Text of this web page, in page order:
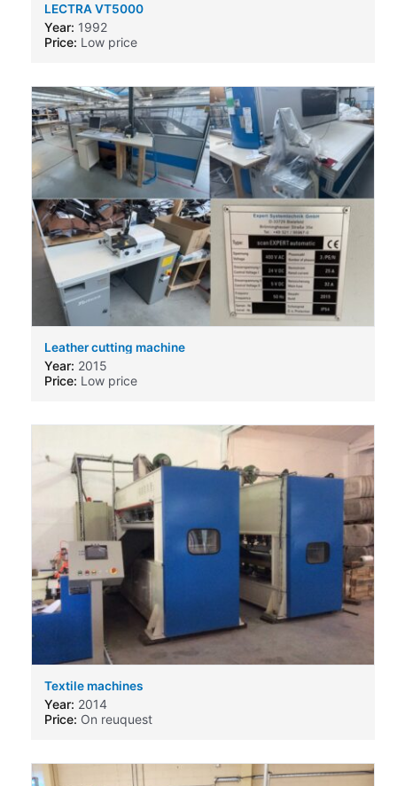
LECTRA VT5000
Year: 1992
Price: Low price
Leather cutting machine
Year: 2015
Price: Low price
Textile machines
Year: 2014
Price: On reuquest